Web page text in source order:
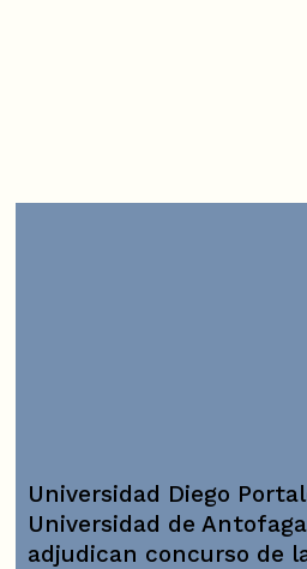
Universidad Diego
Universidad de
adjudican concurso de